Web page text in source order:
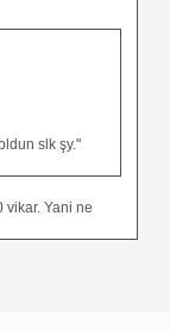
slk şy."
Yani ne